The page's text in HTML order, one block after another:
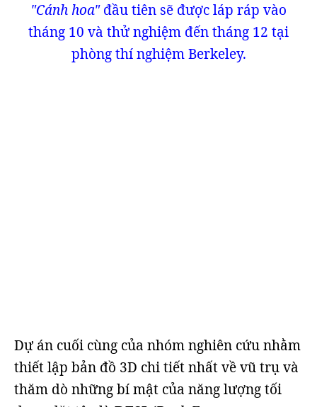
"Cánh hoa"đầu tiên sẽ được láp ráp vào
tháng 10 và thử nghiệm đến tháng 12 tại
phòng thí nghiệm Berkeley.
Dự án cuối cùng của nhóm nghiên cứu nhằm
thiết lập bản đồ 3D chi tiết nhất về vũ trụ và
thăm dò những bí mật của năng lượng tối